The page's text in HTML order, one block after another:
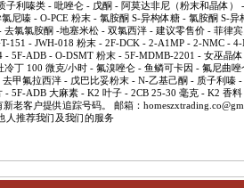
利嗪类 - 吡唑仑 - 戊酮 - 阿莫达非尼（粉末和晶体
尼嗪 - O-PCE 粉末 - 氯胺酮 S-异构体糖 - 氯胺酮 S-
氯氯胺酮 -地塞米松 - 双氯西泮 - 建议零售价 - 菲律
151 - JWH-018 粉末 - 2F-DCK - 2-A1MP - 2-NMC -
5F-ADB - O-DSMT 粉末 - 5F-MDMB-2201 - 女巫晶
丁 100 微克/小时 - 氟溴唑仑 - 鱼鳞可卡因 - 氟尼曲
甲氟拉西泮 - 戊巴比妥粉末 - N-乙基己酮 - 质子利嗪
5F-ADB 大麻素 - K2 叶子 - 2CB 25-30 毫克 - K2 香
老客户提供追踪号码。 邮箱：
人推荐我们及我们的服务